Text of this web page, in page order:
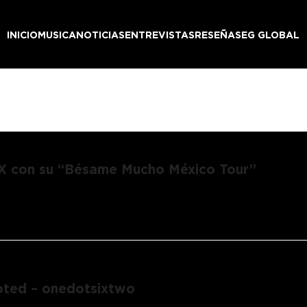
INICIOMUSICANOTICIASENTREVISTASRESEÑASEG GLOBAL
su “Bésame Mucho México Tour”
– onedotsixtwo